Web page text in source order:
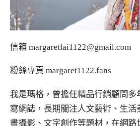
信箱 margaretlai1122@gmail.com
粉絲專頁 margaret1122.fans
我是瑪格，曾擔任精品行銷顧問多
寫網誌，長期關注人文藝術、生活
畫攝影、文字創作等題材，在網路